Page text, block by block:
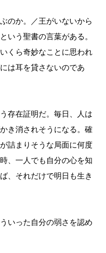
のか。／王がいないから
いう聖書の言葉がある。
くら奇妙なことに思われ
は耳を貸さないのであ
存在証明だ。毎日、人は
き消されそうになる。確
詰まりそうな局面に何度
、一人でも自分の心を知
、それだけで明日も生き
いった自分の弱さを認め